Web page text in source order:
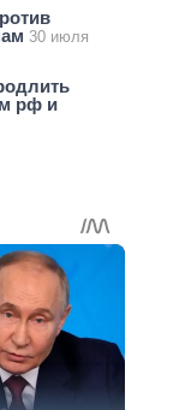
30 июля
рф и